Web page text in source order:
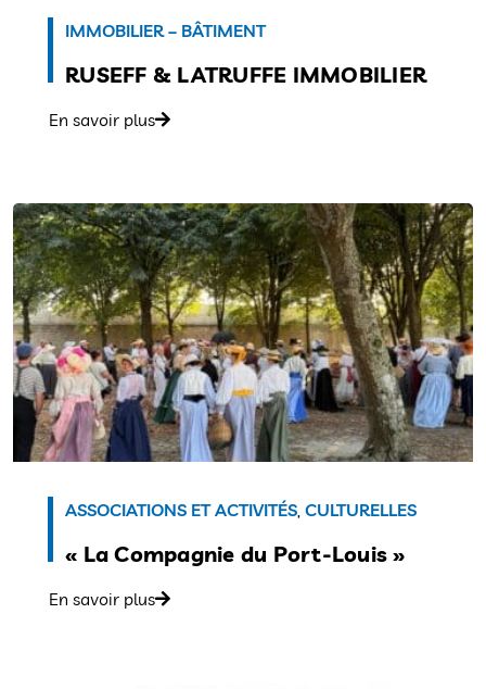
IMMOBILIER – BÂTIMENT
RUSEFF & LATRUFFE IMMOBILIER
En savoir plus
ASSOCIATIONS ET ACTIVITÉS, CULTURELLES
« La Compagnie du Port-Louis »
En savoir plus